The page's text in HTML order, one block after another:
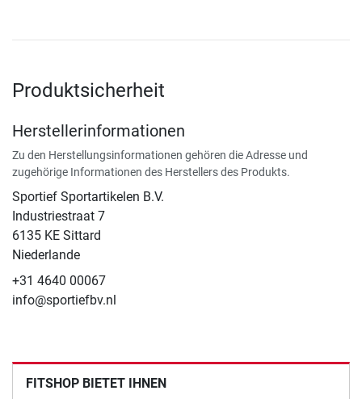
Produktsicherheit
Herstellerinformationen
Zu den Herstellungsinformationen gehören die Adresse und
zugehörige Informationen des Herstellers des Produkts.
Sportief Sportartikelen B.V.
Industriestraat 7
6135 KE Sittard
Niederlande
+31 4640 00067
info@sportiefbv.nl
FITSHOP BIETET IHNEN